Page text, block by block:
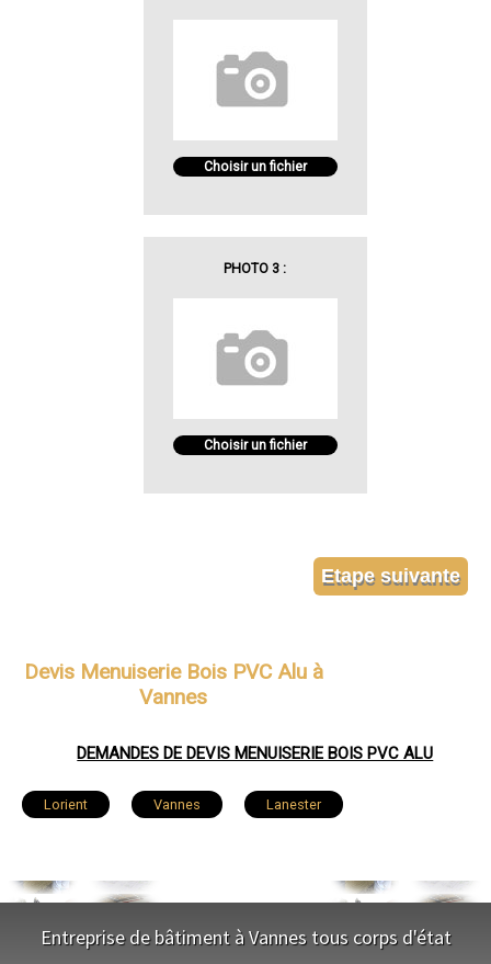
Choisir un fichier
PHOTO 3 :
Choisir un fichier
Devis Menuiserie Bois PVC Alu à
Vannes
DEMANDES DE DEVIS MENUISERIE BOIS PVC ALU
Lorient Vannes Lanester
Auray Guidel Saint-Avé Quéven
Ploërmel
Entreprise de bâtiment à Vannes tous corps d'état